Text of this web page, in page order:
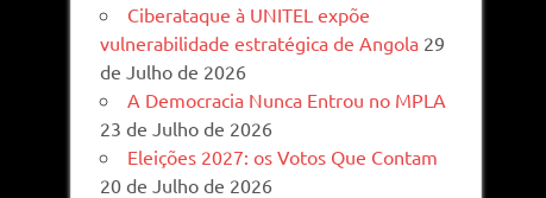
Ciberataque à UNITEL expõe
vulnerabilidade estratégica de Angola 29
de Julho de 2026
A Democracia Nunca Entrou no MPLA
23 de Julho de 2026
Eleições 2027: os Votos Que Contam
20 de Julho de 2026